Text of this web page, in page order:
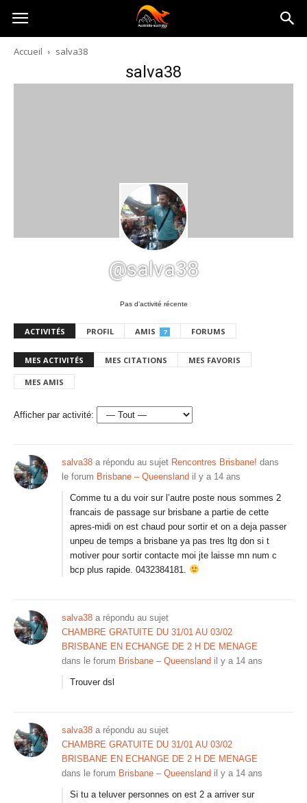
Australia-
australie.com
Accueil salva38
salva38
@salva38
Pas d’activité récente
ACTIVITÉS PROFIL AMIS 7 FORUMS
MES ACTIVITÉS MES CITATIONS MES FAVORIS
MES AMIS
Afficher par activité:
salva38 a répondu au sujet Rencontres Brisbane! dans
le forum Brisbane – Queensland il y a 14 ans
Comme tu a du voir sur l’autre poste nous sommes 2
francais de passage sur brisbane a partie de cette
apres-midi on est chaud pour sortir et on a deja passer
unpeu de temps a brisbane ya pas tres ltg don si t
motiver pour sortir contacte moi jte laisse mn num c
bcp plus rapide. 0432384181.
salva38 a répondu au sujet
CHAMBRE GRATUITE DU 31/01 AU 03/02
BRISBANE EN ECHANGE DE 2 H DE MENAGE
dans le forum Brisbane – Queensland il y a 14 ans
Trouver dsl
salva38 a répondu au sujet
CHAMBRE GRATUITE DU 31/01 AU 03/02
BRISBANE EN ECHANGE DE 2 H DE MENAGE
dans le forum Brisbane – Queensland il y a 14 ans
Si tu a teluver personnes on est 2 a arriver sur